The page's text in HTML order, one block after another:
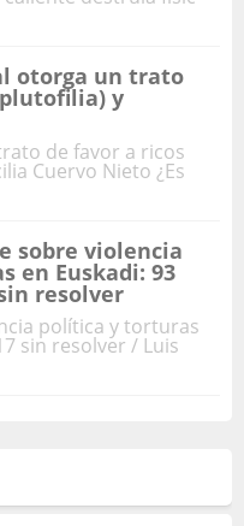
otorga un trato
y
de favor a ricos
Cuervo Nieto ¿Es
sobre violencia
en Euskadi: 93
resolver
política y torturas
sin resolver / Luis